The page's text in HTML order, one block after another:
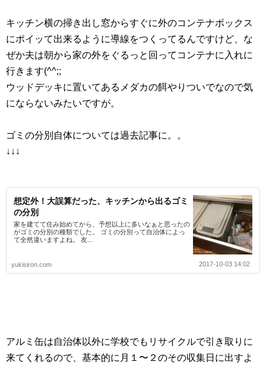
キッチン横の掃き出し窓からすぐに外のコンテナボックス
にポイッて出来るように導線をつくってるんですけど、な
ぜか夫は朝から家の外をぐるっと回ってコンテナに入れに
行きます(^^;;
ウッドデッキに置いてあるメダカの餌やりついでなので気
にならないみたいですが。
ゴミの分別自体については過去記事に。。
↓↓↓
想定外！大誤算だった、キッチンから出るゴミ
の分別
家を建てて住み始めてから、予想以上に多いなぁと思ったの
がゴミの分別の種類でした。 ゴミの分別って自治体によっ
て全然違いますよね。 友...
yukisiron.com 2017-10-03 14:02
アルミ缶は自治体以外に学校でもリサイクルで引き取りに
来てくれるので、基本的に月１〜２のその収集日に出すよ